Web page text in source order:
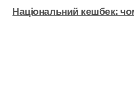
Національний кешбек: